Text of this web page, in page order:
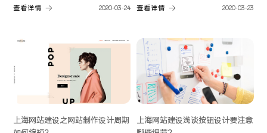
查看详情 2020-03-24 查看详情 2020-03-23
上海网站建设之网站制作设计周期
上海网站建设浅谈按钮设计要注意